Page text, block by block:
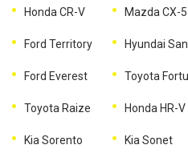
Honda CR-V Mazda CX-5
Ford Territory Hyundai
Ford Everest Toyota
Toyota Raize Honda HR-V
Kia Sorento Kia Sonet